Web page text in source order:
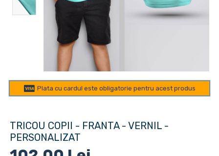
Plata cu cardul este obligatorie pentru acest produs
TRICOU COPII - FRANTA - VERNIL -
PERSONALIZAT